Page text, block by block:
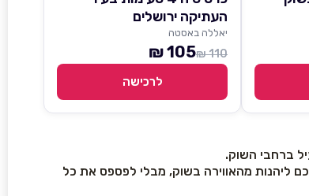
העתיקה ירושלים
יאללה באסטה
110 ₪
105 ₪
לרכישה
ברחבי השוק.
ליהנות מהאווירה בשוק, מבלי לפספס את כל